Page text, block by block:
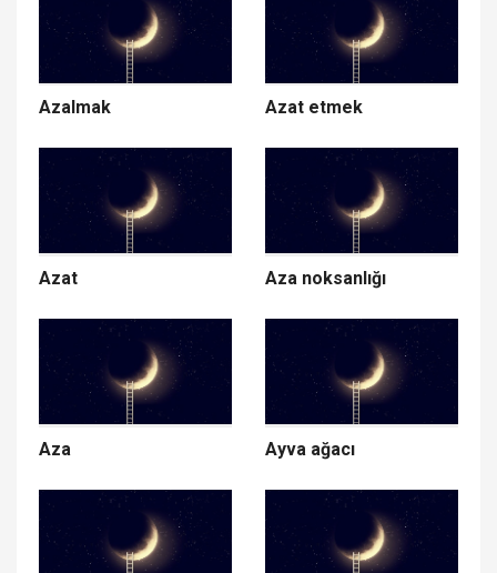
Azalmak Azat etmek
Azat Aza noksanlığı
Aza Ayva ağacı